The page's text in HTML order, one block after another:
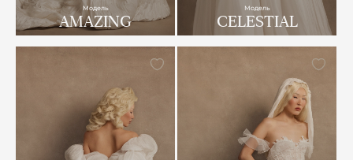
Модель
AMAZING
Модель
CELESTIAL